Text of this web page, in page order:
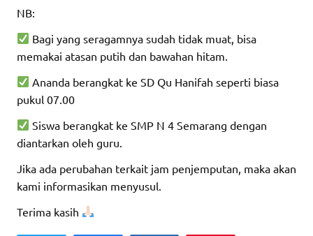
NB:
Bagi yang seragamnya sudah tidak muat, bisa
memakai atasan putih dan bawahan hitam.
Ananda berangkat ke SD Qu Hanifah seperti biasa
pukul 07.00
Siswa berangkat ke SMP N 4 Semarang dengan
diantarkan oleh guru.
Jika ada perubahan terkait jam penjemputan, maka akan
kami informasikan menyusul.
Terima kasih